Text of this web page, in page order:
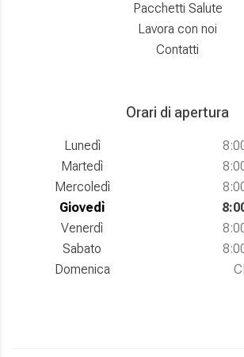
Pacchetti Salute
Lavora con noi
Contatti
Orari di apertura
Lunedì
Martedì
Mercoledì
Giovedì
Venerdì
Sabato
Domenica